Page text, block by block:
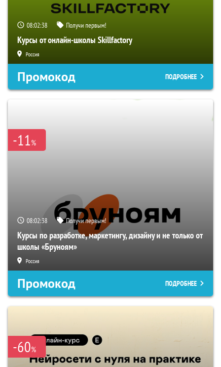
08:02:37 Получи первым!
Курсы от онлайн-школы Skillfactory
Россия
Промокод ПОДРОБНЕЕ
-11%
08:02:37 Получи первым!
Курсы по разработке, маркетингу, дизайну и не только от
школы «Бруноям»
Россия
Промокод ПОДРОБНЕЕ
-60%